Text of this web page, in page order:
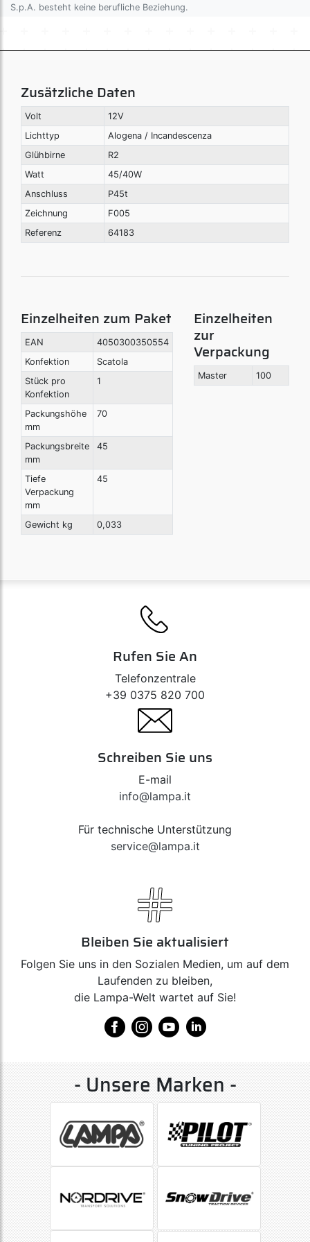
S.p.A. besteht keine berufliche Beziehung.
Zusätzliche Daten
Volt
12V
Lichttyp
Alogena / Incandescenza
Glühbirne
R2
Watt
45/40W
Anschluss
P45t
Zeichnung
F005
Referenz
64183
Einzelheiten zum Paket
EAN
4050300350554
Konfektion
Scatola
Stück pro
Konfektion
1
Packungshöhe
mm
70
Packungsbreite
mm
45
Tiefe
Verpackung
mm
45
Gewicht kg 0,033
Einzelheiten
zur
Verpackung
Master 100
Rufen Sie An
Telefonzentrale
+39 0375 820 700
Schreiben Sie uns
E-mail
info@lampa.it
Für technische Unterstützung
service@lampa.it
Bleiben Sie aktualisiert
Folgen Sie uns in den Sozialen Medien, um auf dem
Laufenden zu bleiben,
die Lampa-Welt wartet auf Sie!
- Unsere Marken -